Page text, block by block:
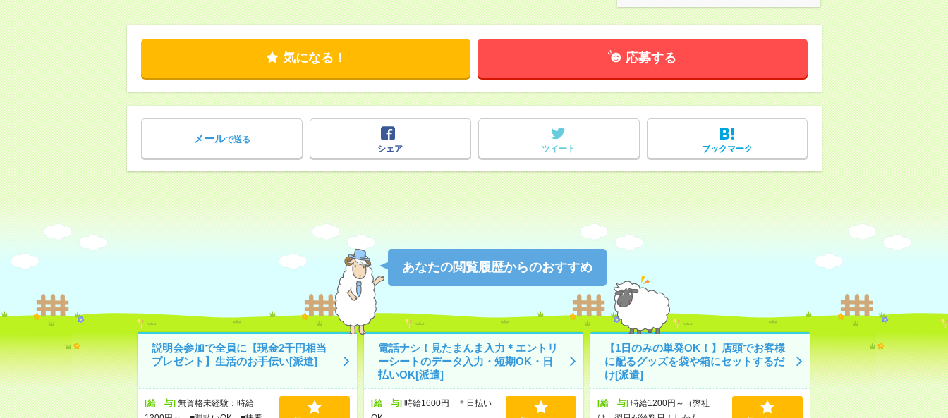
気になる！ 応募する
メールで送る
シェア
ツイート ブックマーク
あなたの閲覧履歴からのおすすめ
説明会参加で全員に【現金2千円相当
プレゼント】生活のお手伝い[派遣]
[給 与]無資格未経験：時給
電話ナシ！見たまんま入力＊エントリ
ーシートのデータ入力・短期OK・日
払いOK[派遣]
[給 与]時給1600円 ＊日払い
【1日のみの単発OK！】店頭でお客様
に配るグッズを袋や箱にセットするだ
け[派遣]
[給 与]時給1200円～（弊社